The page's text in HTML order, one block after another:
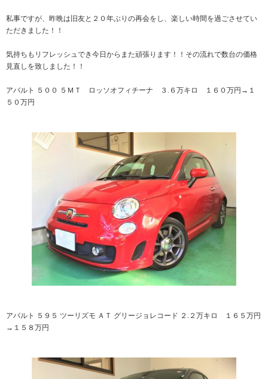
私事ですが、昨晩は旧友と２０年ぶりの再会をし、楽しい時間を過ごさせてい
ただきました！！
気持ちもリフレッシュでき今日からまた頑張ります！！その流れで数台の価格
見直しを致しました！！
アバルト ５００ ５ＭＴ ロッソオフィチーナ ３.６万キロ １６０万円→１
５０万円
アバルト ５９５ ツーリズモ ＡＴ グリージョレコード ２.２万キロ １６５万円
→１５８万円